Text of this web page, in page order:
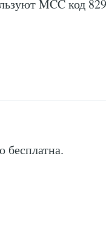
MCC код
бесплатна.